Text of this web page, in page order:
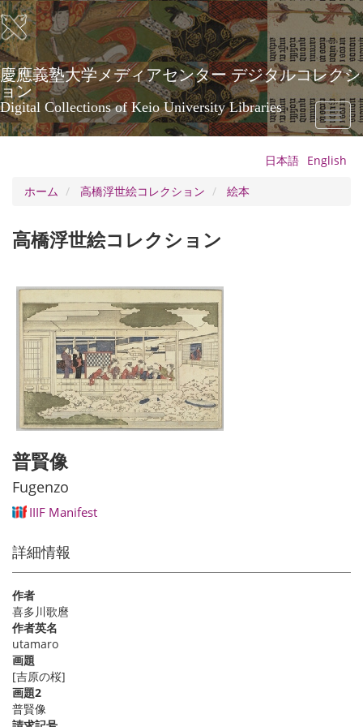
メ
イ
ン
コ
ン
テ
ン
ツ
に
慶應義塾大学メディアセンター デジタルコレクシ
ョン
Digital Collections of Keio University Libraries
Toggle
日本語 English
ホーム
高橋浮世絵コレクション 絵本
高橋浮世絵コレクション
普賢像
Fugenzo
IIIF Manifest
詳細情報
作者
喜多川歌麿
作者英名
utamaro
画題
[吉原の桜]
画題2
普賢像